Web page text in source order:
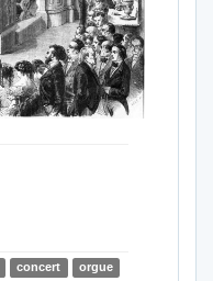
concert
orgue